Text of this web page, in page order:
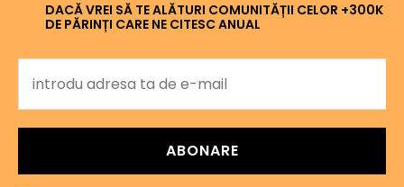
DACĂ VREI SĂ TE ALĂTURI COMUNITĂȚII CELOR +300K
DE PĂRINȚI CARE NE CITESC ANUAL
ABONARE